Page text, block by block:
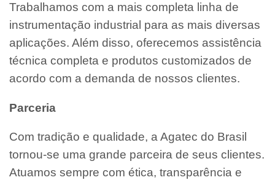
Trabalhamos com a mais completa linha de
instrumentação industrial para as mais diversas
aplicações. Além disso, oferecemos assistência
técnica completa e produtos customizados de
acordo com a demanda de nossos clientes.
Parceria
Com tradição e qualidade, a Agatec do Brasil
tornou-se uma grande parceira de seus clientes.
Atuamos sempre com ética, transparência e